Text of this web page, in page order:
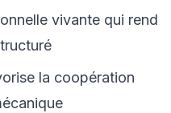
vivante qui rend
la coopération